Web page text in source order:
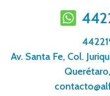
Av. Santa Fe, Col.